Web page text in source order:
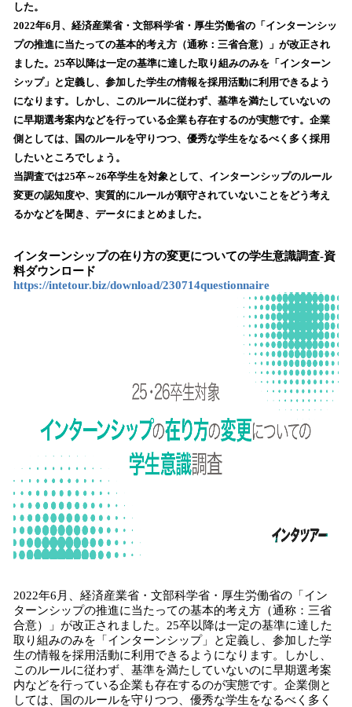
込
み
中
で
す
した。
2022年6月、経済産業省・文部科学省・厚生労働省の「インターンシッ
プの推進に当たっての基本的考え方（通称：三省合意）」が改正され
ました。25卒以降は一定の基準に達した取り組みのみを「インターン
シップ」と定義し、参加した学生の情報を採用活動に利用できるよう
になります。しかし、このルールに従わず、基準を満たしていないの
に早期選考案内などを行っている企業も存在するのが実態です。企業
側としては、国のルールを守りつつ、優秀な学生をなるべく多く採用
したいところでしょう。
当調査では25卒～26卒学生を対象として、インターンシップのルール
変更の認知度や、実質的にルールが順守されていないことをどう考え
るかなどを聞き、データにまとめました。
インターンシップの在り方の変更についての学生意識調査-資
料ダウンロード
https://intetour.biz/download/230714questionnaire
2022年6月、経済産業省・文部科学省・厚生労働省の「イン
ターンシップの推進に当たっての基本的考え方（通称：三省
合意）」が改正されました。25卒以降は一定の基準に達した
取り組みのみを「インターンシップ」と定義し、参加した学
生の情報を採用活動に利用できるようになります。しかし、
このルールに従わず、基準を満たしていないのに早期選考案
内などを行っている企業も存在するのが実態です。企業側と
しては、国のルールを守りつつ、優秀な学生をなるべく多く